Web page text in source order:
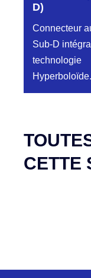
D)
Connecteur
Sub-D
technologie
Hyperboloïde.
CETTE